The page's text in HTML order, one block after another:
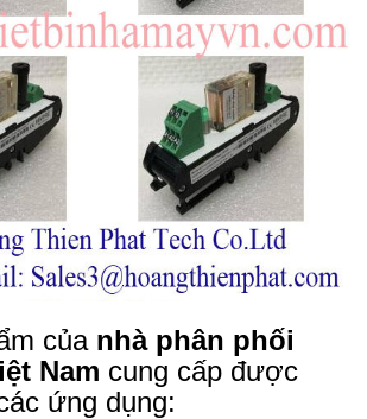
của nhà phân phối
Nam cung cấp được
ứng dụng: